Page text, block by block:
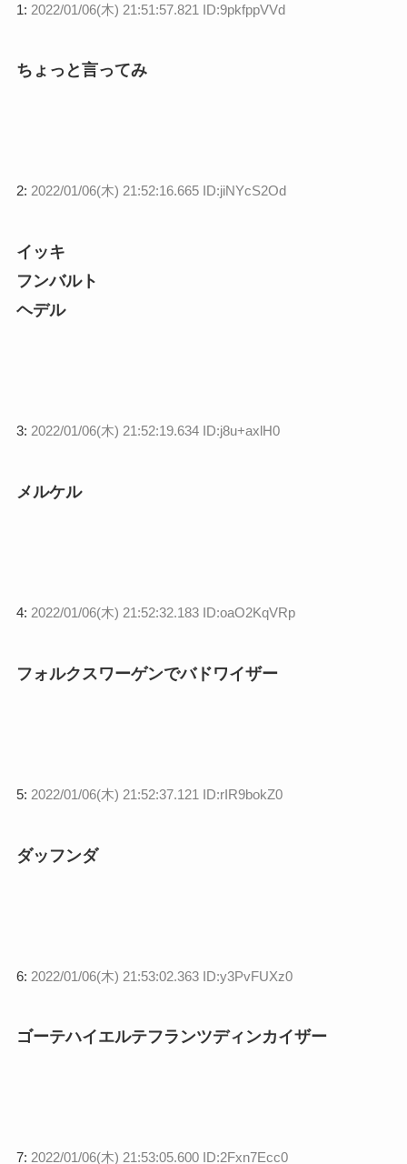
1: 2022/01/06(木) 21:51:57.821 ID:9pkfppVVd
ちょっと言ってみ
2: 2022/01/06(木) 21:52:16.665 ID:jiNYcS2Od
イッキ
フンバルト
ヘデル
3: 2022/01/06(木) 21:52:19.634 ID:j8u+axlH0
メルケル
4: 2022/01/06(木) 21:52:32.183 ID:oaO2KqVRp
フォルクスワーゲンでバドワイザー
5: 2022/01/06(木) 21:52:37.121 ID:rIR9bokZ0
ダッフンダ
6: 2022/01/06(木) 21:53:02.363 ID:y3PvFUXz0
ゴーテハイエルテフランツディンカイザー
7: 2022/01/06(木) 21:53:05.600 ID:2Fxn7Ecc0